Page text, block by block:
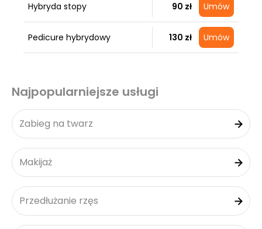
Hybryda stopy 90 zł Umów
Pedicure hybrydowy 130 zł Umów
Najpopularniejsze usługi
Zabieg na twarz
Makijaż
Przedłużanie rzęs